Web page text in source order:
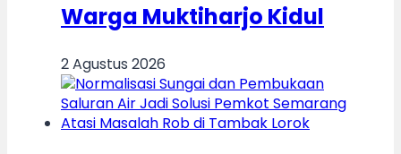
Warga Muktiharjo Kidul
2 Agustus 2026